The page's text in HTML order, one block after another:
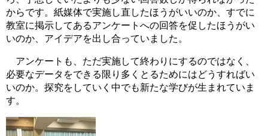
からです。紙媒体で実施し直したほうがいいのか、すでに
教室に掲示してあるアンケートへの回答を促したほうがい
いのか、アイデアを出し合っていました。
アンケートも、ただ実施して終わりにするのではなく、
必要なデータをできる限り多くとるためにはどうすればい
いのか。探究をしていく中でも新たな学びが生まれていま
す。